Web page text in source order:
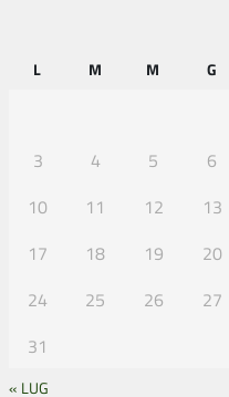
L M M G
3
4 5 6
10
11 12 13
17
18 19 20
24
25 26 27
31
« LUG